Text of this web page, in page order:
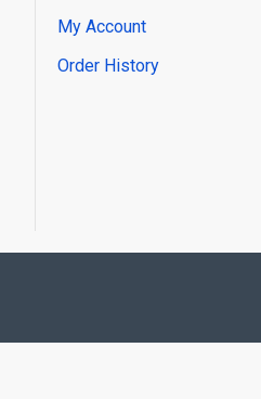
My Account
Order History